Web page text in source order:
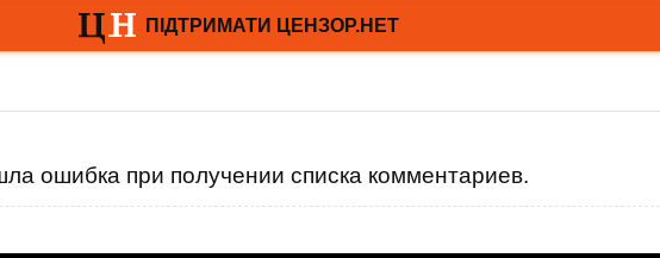
ошибка при получении списка комментариев.